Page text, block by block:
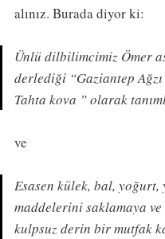
alınız. Burada diyor ki:
Ünlü dilbilimcimiz Ömer
derlediği “Gaziantep
Tahta kova ” olarak
ve
Esasen külek, bal, yoğurt,
maddelerini saklamaya
kulpsuz derin bir mutfak